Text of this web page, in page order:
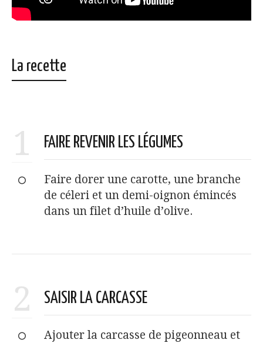
La recette
1 FAIRE REVENIR LES LÉGUMES
Faire dorer une carotte, une branche
de céleri et un demi-oignon émincés
dans un filet d’huile d’olive.
2 SAISIR LA CARCASSE
Ajouter la carcasse de pigeonneau et